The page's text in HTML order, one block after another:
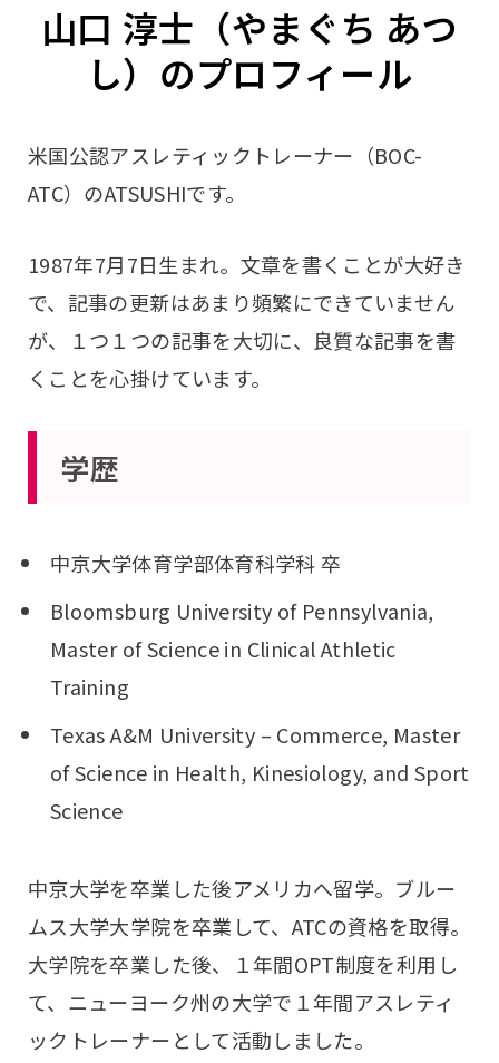
山口 淳士（やまぐち あつ
し）のプロフィール
米国公認アスレティックトレーナー（BOC-
ATC）のATSUSHIです。
1987年7月7日生まれ。文章を書くことが大好き
で、記事の更新はあまり頻繁にできていません
が、１つ１つの記事を大切に、良質な記事を書
くことを心掛けています。
学歴
中京大学体育学部体育科学科 卒
Bloomsburg University of Pennsylvania,
Master of Science in Clinical Athletic
Training
Texas A&M University – Commerce, Master
of Science in Health, Kinesiology, and Sport
Science
中京大学を卒業した後アメリカへ留学。ブルー
ムス大学大学院を卒業して、ATCの資格を取得。
大学院を卒業した後、１年間OPT制度を利用し
て、ニューヨーク州の大学で１年間アスレティ
ックトレーナーとして活動しました。